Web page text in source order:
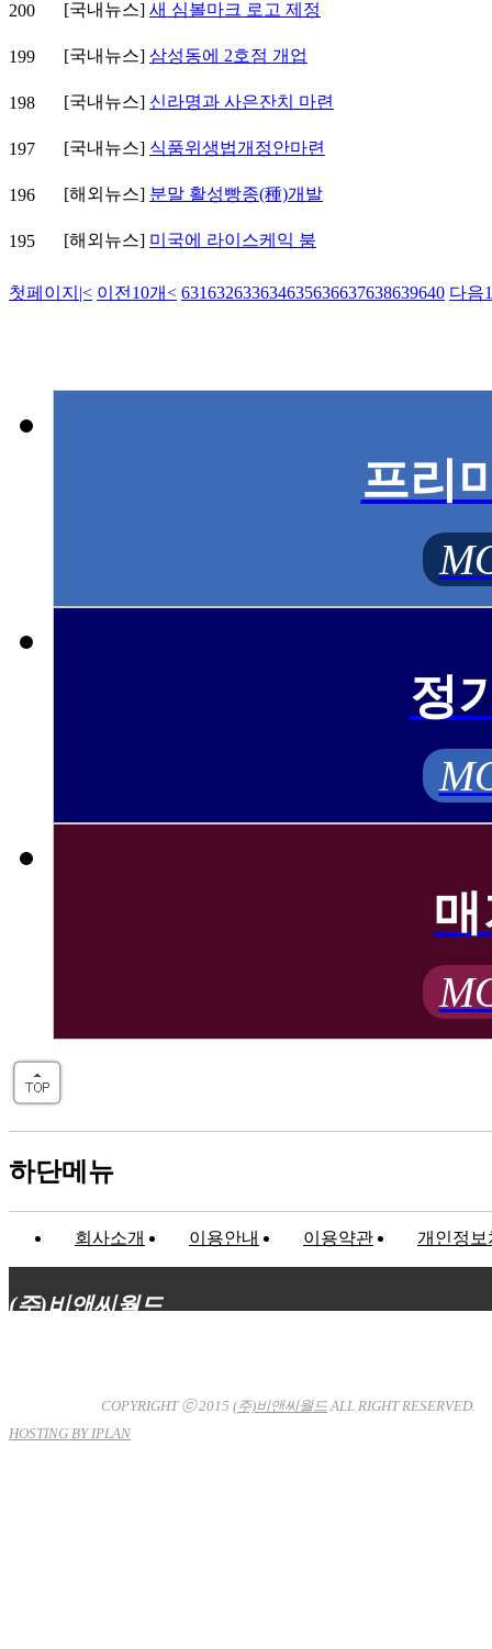
200 [국내뉴스] 새 심볼마크 로고 제정
199 [국내뉴스] 삼성동에 2호점 개업
198 [국내뉴스] 신라명과 사은잔치 마련
197 [국내뉴스] 식품위생법개정안마련
196 [해외뉴스] 분말 활성빵종(種)개발
195 [해외뉴스] 미국에 라이스케익 붐
첫페이지 |< 이전10개< 631632633634635636637638639640 다음
프리
정
하단메뉴
회사소개 이용안내 이용약관 개인정보
(주)비앤씨월드
COPYRIGHT ⓒ 2015 (주)비앤씨월드ALL RIGHT RESERVED.
HOSTING BY IPLAN